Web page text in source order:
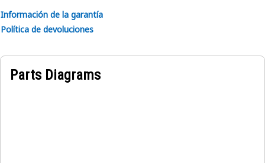
Información de la garantía
Política de devoluciones
Parts Diagrams